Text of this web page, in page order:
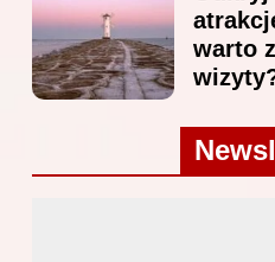
warto